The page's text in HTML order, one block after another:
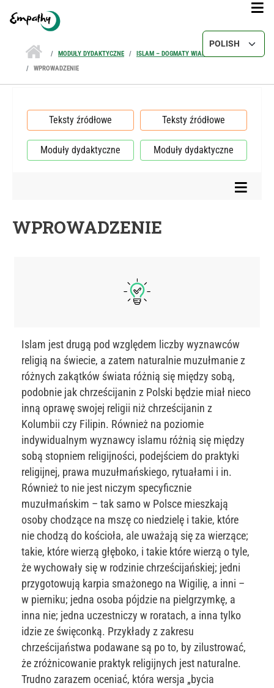
Select your
MODUŁY DYDAKTYCZNE
ISLAM – DOGMATY WIARY
WPROWADZENIE
WPROWADZENIE
Islam jest drugą pod względem liczby wyznawców
religią na świecie, a zatem naturalnie muzułmanie z
różnych zakątków świata różnią się między sobą,
podobnie jak chrześcijanin z Polski będzie miał nieco
inną oprawę swojej religii niż chrześcijanin z
Kolumbii czy Filipin. Również na poziomie
indywidualnym wyznawcy islamu różnią się między
sobą stopniem religijności, podejściem do praktyki
religijnej, prawa muzułmańskiego, rytuałami i in.
Również to nie jest niczym specyficznie
muzułmańskim – tak samo w Polsce mieszkają
osoby chodzące na mszę co niedzielę i takie, które
nie chodzą do kościoła, ale uważają się za wierzące;
takie, które wierzą głęboko, i takie które wierzą o tyle,
że wychowały się w rodzinie chrześcijańskiej; jedni
przygotowują karpia smażonego na Wigilię, a inni –
w pierniku; jedna osoba pójdzie na pielgrzymkę, a
inna nie; jedna uczestniczy w roratach, a inna tylko
idzie ze święconką. Przykłady z zakresu
chrześcijaństwa podawane są po to, by zilustrować,
że zróżnicowanie praktyk religijnych jest naturalne.
Trudno zarazem oceniać, która wersja „bycia
Teksty źródłowe Teksty źródłowe
Moduły dydaktyczne Moduły dydaktyczne